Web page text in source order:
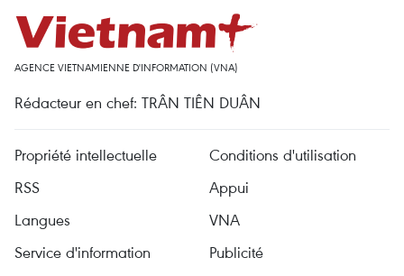
AGENCE VIETNAMIENNE D'INFORMATION (VNA)
Rédacteur en chef: TRÂN TIÊN DUÂN
Propriété intellectuelle
Conditions d'utilisation
RSS
Appui
Langues
VNA
Service d'information
Publicité